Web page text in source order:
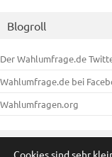
Blogroll
Der Wahlumfrage.de
Wahlumfrage.de bei
Wahlumfragen.org
Cookies sind sehr